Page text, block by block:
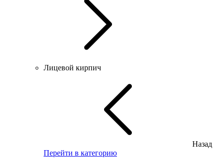
Лицевой кирпич
Назад
Перейти в категорию